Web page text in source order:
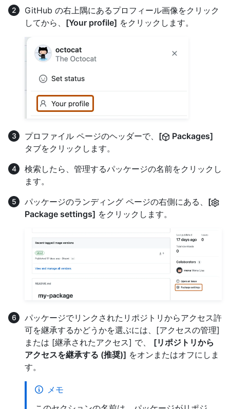
GitHub の右上隅にあるプロフィール画像をクリック
してから、 [Your profile] をクリックします。
プロファイル ページのヘッダーで、 [
Packages]
タブをクリックします。
検索したら、管理するパッケージの名前をクリックし
ます。
パッケージのランディング ページの右側にある、 [
Package settings] をクリックします。
パッケージでリンクされたリポジトリからアクセス許
可を継承するかどうかを選ぶには、[アクセスの管理]
または [継承されたアクセス] で、 [リポジトリから
アクセスを継承する (推奨)] をオンまたはオフにしま
す。
メモ